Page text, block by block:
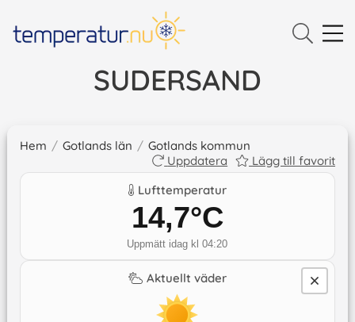
SUDERSAND
Hem / Gotlands län / Gotlands kommun
Uppdatera
Lägg till favorit
Lufttemperatur
14,7°C
Uppmätt idag kl 04:20
Aktuellt väder